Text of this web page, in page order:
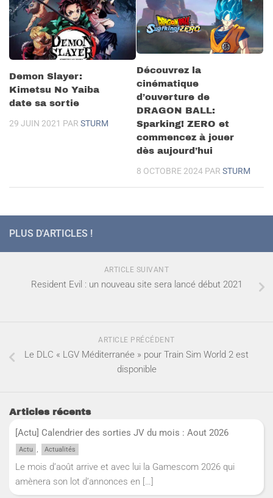
Demon Slayer:
Kimetsu No Yaiba
date sa sortie
29 JUIN 2021 PAR STURM
Découvrez la
cinématique
d’ouverture de
DRAGON BALL:
Sparking! ZERO et
commencez à jouer
dès aujourd’hui
8 OCTOBRE 2024 PAR STURM
PLUS D'ARTICLES !
ARTICLE SUIVANT
Resident Evil : un nouveau site sera lancé début 2021
ARTICLE PRÉCÉDENT
Le DLC « LGV Méditerranée » pour Train Sim World 2 est
disponible
Articles récents
[Actu] Calendrier des sorties JV du mois : Aout 2026
Actu , Actualités
Le mois d’août arrive et avec lui la Gamescom 2026 qui
amènera son lot d’annonces en […]